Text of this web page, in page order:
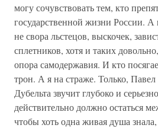
могу сочувствовать тем, кто
государственной жизни России.
не свора льстецов, выскочек,
сплетников, хотя и таких
опора самодержавия. И кто
трон. А я на страже. Только,
Дубельта звучит глубоко и
действительно должно остаться
чтобы хоть одна живая душа